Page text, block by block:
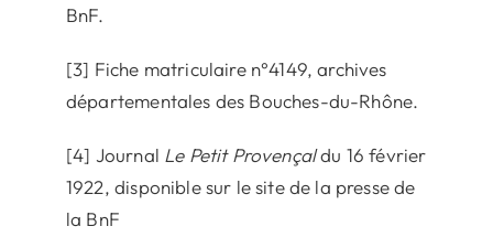
BnF.
[3] Fiche matriculaire n°4149, archives
départementales des Bouches-du-Rhône.
[4] Journal Le Petit Provençaldu 16 février
1922, disponible sur le site de la presse de
la BnF